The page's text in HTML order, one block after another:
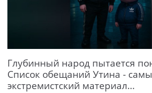
Глубинный народ пытается
Список обещаний Утина -
экстремистский материал...